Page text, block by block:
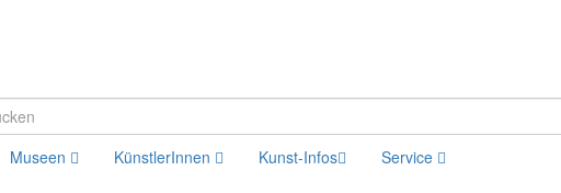
Museen KünstlerInnen Kunst-Infos Service